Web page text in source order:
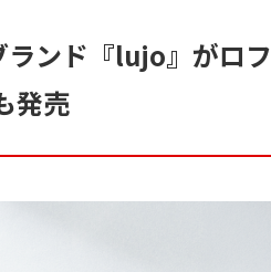
ランド『lujo』がロフ
発売